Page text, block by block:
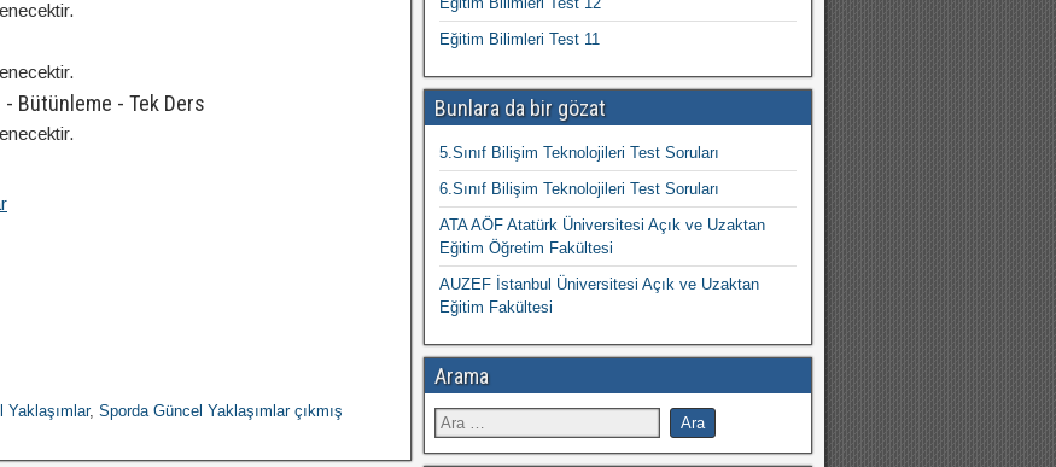
- Bütünleme - Tek Ders
Yaklaşımlar, Sporda Güncel Yaklaşımlar çıkmış
Eğitim Bilimleri Test 11
Bunlara da bir gözat
5.Sınıf Bilişim Teknolojileri Test Soruları
6.Sınıf Bilişim Teknolojileri Test Soruları
ATA AÖF Atatürk Üniversitesi Açık ve Uzaktan
Eğitim Öğretim Fakültesi
AUZEF İstanbul Üniversitesi Açık ve Uzaktan
Eğitim Fakültesi
Arama